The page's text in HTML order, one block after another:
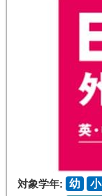
対象学年: 幼 小